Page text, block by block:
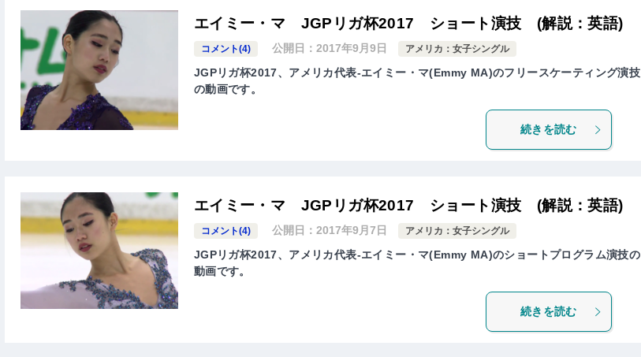
エイミー・マ JGPリガ杯2017 ショート演技 (解説：英語)
コメント(4) 公開日：2017年9月9日 アメリカ：女子シングル
JGPリガ杯2017、アメリカ代表-エイミー・マ(Emmy MA)のフリースケーティング演技
の動画です。
続きを読む
エイミー・マ JGPリガ杯2017 ショート演技 (解説：英語)
コメント(4) 公開日：2017年9月7日 アメリカ：女子シングル
JGPリガ杯2017、アメリカ代表-エイミー・マ(Emmy MA)のショートプログラム演技の
動画です。
続きを読む